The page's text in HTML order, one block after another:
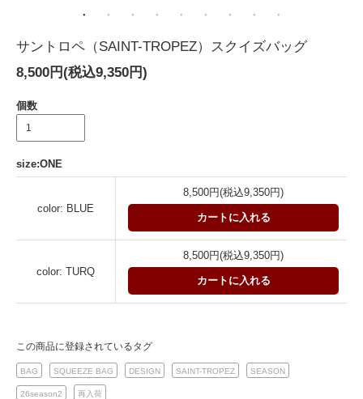
サントロペ（SAINT-TROPEZ）スクイズバッグ
8,500円(税込9,350円)
個数
size:ONE
color: BLUE
8,500円(税込9,350円)
カートに入れる
color: TURQ
8,500円(税込9,350円)
カートに入れる
この商品に登録されているタグ
BAG SQUEEZE BAG DESIGN SAINT-TROPEZ SEASON
26season2 再入荷